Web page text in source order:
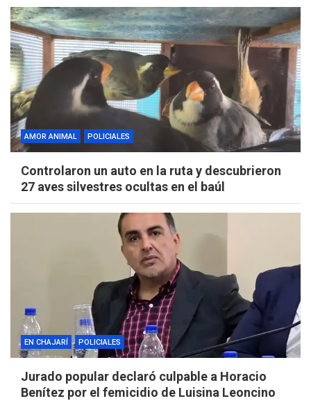
AMOR ANIMAL POLICIALES
Controlaron un auto en la ruta y descubrieron
27 aves silvestres ocultas en el baúl
EN CHAJARÍ POLICIALES
Jurado popular declaró culpable a Horacio
Benítez por el femicidio de Luisina Leoncino